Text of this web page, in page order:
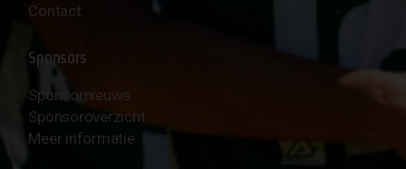
Contact
Sponsors
Sponsornieuws
Sponsoroverzicht
Meer informatie